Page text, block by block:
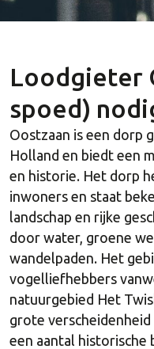
Loodgieter
spoed)
Oostzaan is een dorp
Holland en biedt een
en historie. Het dorp
inwoners en staat
landschap en rijke
door water, groene
wandelpaden. Het
vogelliefhebbers
natuurgebied Het
grote
een aantal historische